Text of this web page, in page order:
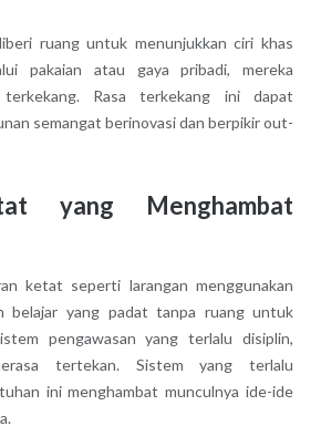
ruang untuk menunjukkan ciri khas
pakaian atau gaya pribadi, mereka
terkekang. Rasa terkekang ini dapat
semangat berinovasi dan berpikir out-
yang Menghambat
ketat seperti larangan menggunakan
belajar yang padat tanpa ruang untuk
pengawasan yang terlalu disiplin,
tertekan. Sistem yang terlalu
ini menghambat munculnya ide-ide